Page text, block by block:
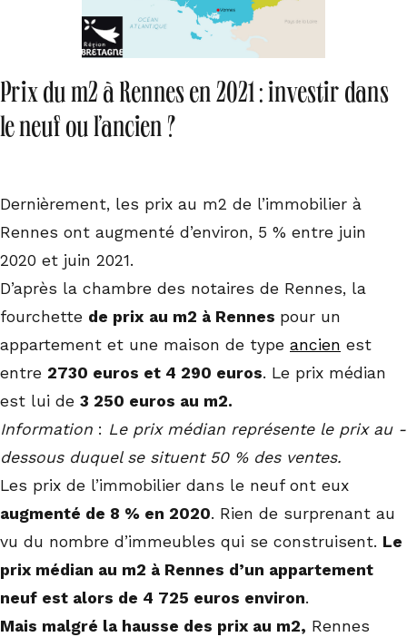
Prix du m2 à Rennes en 2021 : investir dans
le neuf ou l’ancien ?
Dernièrement, les prix au m2 de l’immobilier à
Rennes ont augmenté d’environ, 5 % entre juin
2020 et juin 2021.
D’après la chambre des notaires de Rennes, la
fourchette de prix au m2 à Rennes pour un
appartement et une maison de type ancien est
entre 2730 euros et 4 290 euros. Le prix médian
est lui de 3 250 euros au m2.
Information : Le prix médian représente le prix au -
dessous duquel se situent 50 % des ventes.
Les prix de l’immobilier dans le neuf ont eux
augmenté de 8 % en 2020. Rien de surprenant au
vu du nombre d’immeubles qui se construisent. Le
prix médian au m2 à Rennes d’un appartement
neuf est alors de 4 725 euros environ.
Mais malgré la hausse des prix au m2, Rennes